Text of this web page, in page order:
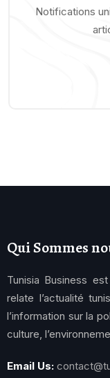
Notifications
Qui Sommes
Tunisia Business
relate l’actualité
l’information sur la
culture,
Email Us: